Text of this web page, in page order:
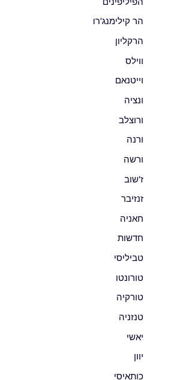
הר קילימנג'רו
הרקליון
ווילס
וייטנאם
ונציה
ורוצלב
ורנה
ורשה
ז'שוב
זנזיבר
חאניה
חדשות
טביליסי
טורונטו
טורקיה
טנזניה
יאשי
יוון
כותאיסי